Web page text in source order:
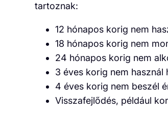
tartoznak:
12 hónapos korig nem
18 hónapos korig nem
24 hónapos korig nem
3 éves korig nem
4 éves korig nem beszél
Visszafejlődés, például